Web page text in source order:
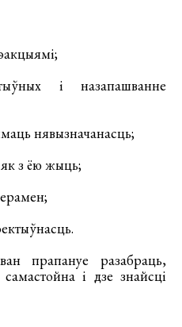
і назапашванне
нявызначанасць;
з ёю жыць;
прапануе разабраць,
і дзе знайсці